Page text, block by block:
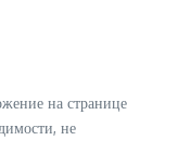
на странице
не